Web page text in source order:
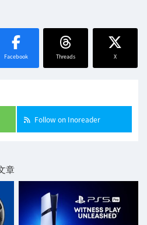
Facebook Threads X
Follow on Inoreader
章